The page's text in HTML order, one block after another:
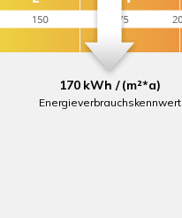
170 kWh / (m²*a)
Energieverbrauchskennwert